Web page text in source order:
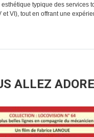
typique des services
et VI), tout en offrant une
ALLEZ